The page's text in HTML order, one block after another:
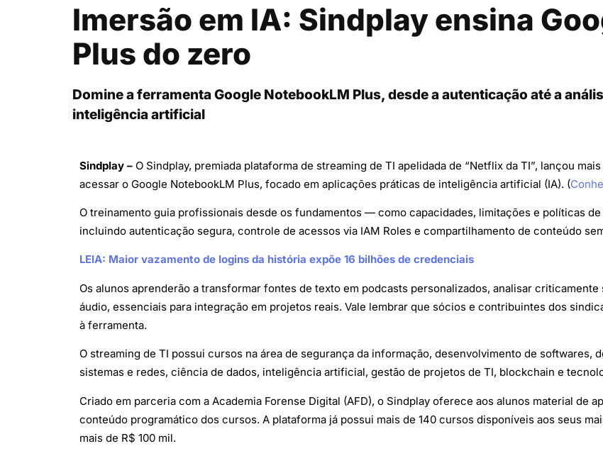
Imersão em IA: Sindplay ensina
Plus do zero
Domine a ferramenta Google NotebookLM Plus, desde a autenticação até a
inteligência artificial
Sindplay – O Sindplay, premiada plataforma de streaming de TI apelidada de “Netflix da TI”, lançou
acessar o Google NotebookLM Plus, focado em aplicações práticas de inteligência artificial (IA). (
O treinamento guia profissionais desde os fundamentos — como capacidades, limitações e políticas
incluindo autenticação segura, controle de acessos via IAM Roles e compartilhamento de conteúdo
LEIA: Maior vazamento de logins da história expõe 16 bilhões de credenciais
Os alunos aprenderão a transformar fontes de texto em podcasts personalizados, analisar
áudio, essenciais para integração em projetos reais. Vale lembrar que sócios e contribuintes dos
à ferramenta.
O streaming de TI possui cursos na área de segurança da informação, desenvolvimento de softwares,
sistemas e redes, ciência de dados, inteligência artificial, gestão de projetos de TI, blockchain e
Criado em parceria com a Academia Forense Digital (AFD), o Sindplay oferece aos alunos material de
conteúdo programático dos cursos. A plataforma já possui mais de 140 cursos disponíveis aos seus
mais de R$ 100 mil.